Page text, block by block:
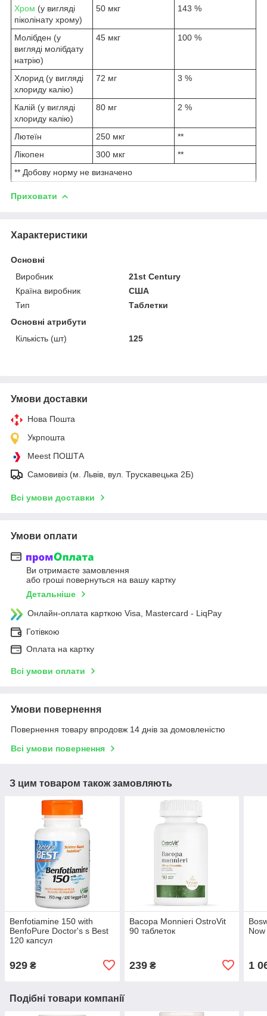
Хром (у вигляді
піколінату хрому)
50 мкг 143 %
Молібден (у
вигляді молібдату
натрію)
45 мкг 100 %
Хлорид (у вигляді
хлориду калію)
72 мг 3 %
Калій (у вигляді
хлориду калію)
80 мг 2 %
Лютеїн 250 мкг
**
Лікопен
300 мкг
**
** Добову норму не визначено
Приховати
Характеристики
Основні
Виробник
21st Century
Країна виробник
США
Тип
Таблетки
Основні атрибути
Кількість (шт)
125
Умови доставки
Нова Пошта
Укрпошта
Meest ПОШТА
Самовивіз (м. Львів, вул. Трускавецька 2Б)
Всі умови доставки
Умови оплати
Ви отримаєте замовлення
або гроші повернуться на вашу картку
Детальніше
Онлайн-оплата карткою Visa, Mastercard - LiqPay
Готівкою
Оплата на картку
Всі умови оплати
Умови повернення
Повернення товару впродовж 14 днів за домовленістю
Всі умови повернення
З цим товаром також замовляють
Benfotiamine 150 with
BenfoPure Doctor's s Best
120 капсул
929 ₴
Bacopa Monnieri OstroVit
90 таблеток
239₴ 1
Подібні товари компанії